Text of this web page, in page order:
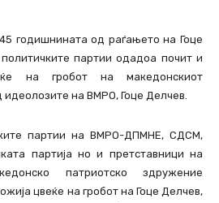
годишнината од раѓањето на Гоце
партии одадоа почит и
на гробот на македонскиот
на ВМРО, Гоце Делчев.
партии на ВМРО-ДПМНЕ, СДСМ,
партија но и претставници на
патриотско здружение
цвеќе на гробот на Гоце Делчев,